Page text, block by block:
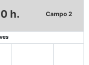
h. Campo 2